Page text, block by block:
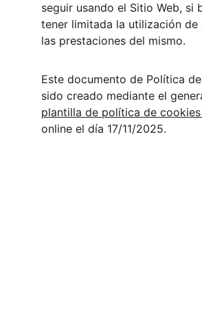
seguir usando el Sitio Web, si
tener limitada la utilización de
las prestaciones del mismo.
Este documento de Política
sido creado mediante el
plantilla de política de
online el día 17/11/2025.